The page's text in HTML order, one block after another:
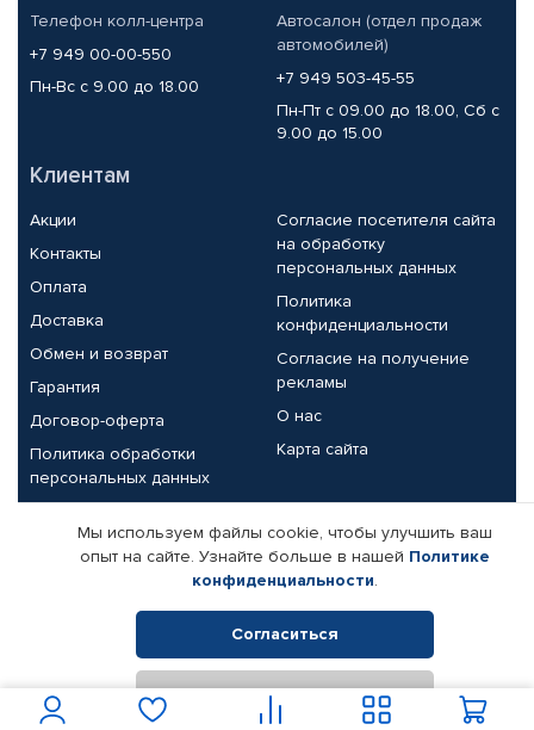
Телефон колл-центра
+7 949 00-00-550
Пн-Вс с 9.00 до 18.00
Автосалон (отдел продаж
автомобилей)
+7 949 503-45-55
Пн-Пт с 09.00 до 18.00, Сб с
9.00 до 15.00
Клиентам
Акции
Контакты
Оплата
Доставка
Обмен и возврат
Гарантия
Договор-оферта
Политика обработки
персональных данных
Согласие посетителя сайта
на обработку
персональных данных
Политика
конфиденциальности
Согласие на получение
рекламы
О нас
Карта сайта
Партнерам
Корпоративным клиентам
Поставщикам
Реквизиты компании
© КАМАЗ ЦЕНТР ДОНЕЦК, 2015-2026. Все права защищены.
Интернет-магазин автомобильных товаров Автопрофи.
Мы используем файлы cookie, чтобы улучшить ваш
опыт на сайте. Узнайте больше в нашей Политике
конфиденциальности.
Согласиться
Отклонить